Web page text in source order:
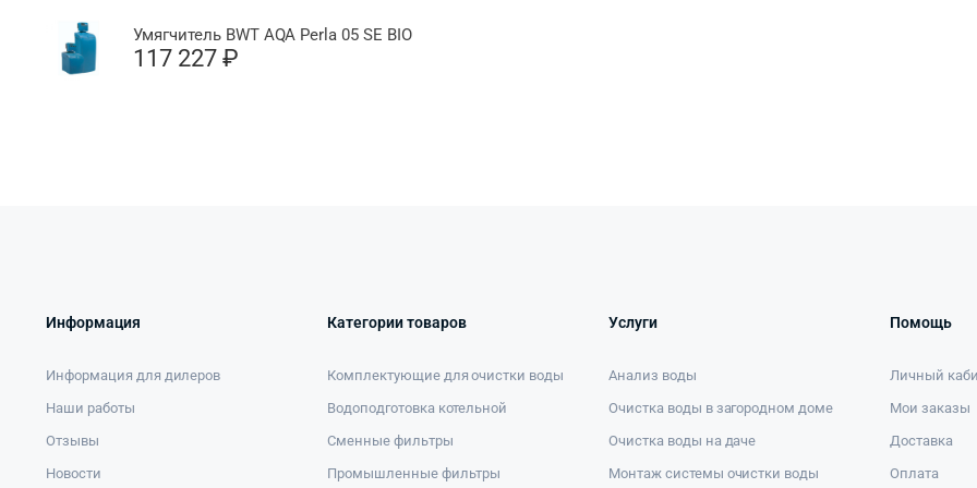
Умягчитель BWT AQA Perla 05 SE BIO
117 227 ₽
Информация
Информация для дилеров
Наши работы
Отзывы
Новости
Категории товаров
Комплектующие для очистки воды
Водоподготовка котельной
Сменные фильтры
Промышленные фильтры
Услуги
Анализ воды
Очистка воды в загородном доме
Очистка воды на даче
Монтаж системы очистки воды
Помощь
Личный
Мои заказы
Доставка
Оплата